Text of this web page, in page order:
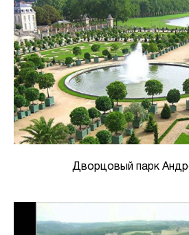
Дворцовый парк